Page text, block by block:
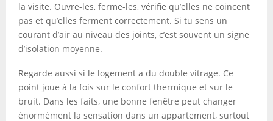
la visite. Ouvre-les, ferme-les, vérifie qu’elles ne coincent
pas et qu’elles ferment correctement. Si tu sens un
courant d’air au niveau des joints, c’est souvent un signe
d’isolation moyenne.
Regarde aussi si le logement a du double vitrage. Ce
point joue à la fois sur le confort thermique et sur le
bruit. Dans les faits, une bonne fenêtre peut changer
énormément la sensation dans un appartement, surtout